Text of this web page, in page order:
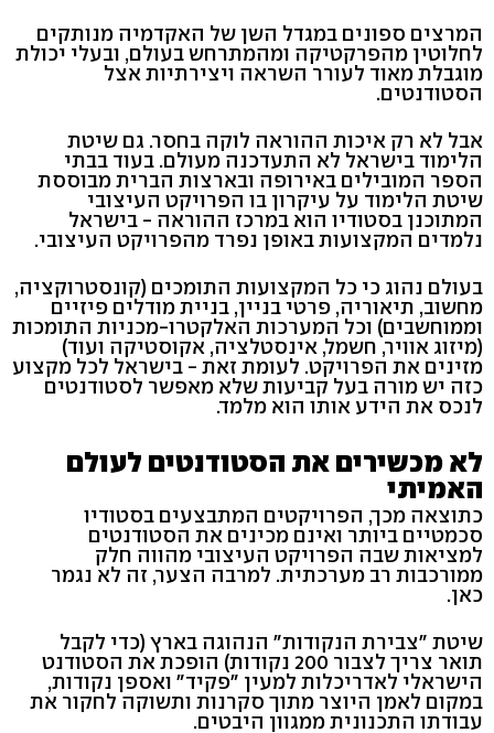
המרצים ספונים במגדל השן של האקדמיה מנותקים
לחלוטין מהפרקטיקה ומהמתרחש בעולם, ובעלי יכולת
מוגבלת מאוד לעורר השראה ויצירתיות אצל
הסטודנטים.
אבל לא רק איכות ההוראה לוקה בחסר. גם שיטת
הלימוד בישראל לא התעדכנה מעולם. בעוד בבתי
הספר המובילים באירופה ובארצות הברית מבוססת
שיטת הלימוד על עיקרון בו הפרויקט העיצובי
המתוכנן בסטודיו הוא במרכז ההוראה - בישראל
נלמדים המקצועות באופן נפרד מהפרויקט העיצובי.
בעולם נהוג כי כל המקצועות התומכים (קונסטרוקציה,
מחשוב, תיאוריה, פרטי בניין, בניית מודלים פיזיים
וממוחשבים) וכל המערכות האלקטרו-מכניות התומכות
(מיזוג אוויר, חשמל, אינסטלציה, אקוסטיקה ועוד)
מזינים את הפרויקט. לעומת זאת - בישראל לכל מקצוע
כזה יש מורה בעל קביעות שלא מאפשר לסטודנטים
לנכס את הידע אותו הוא מלמד.
לא מכשירים את הסטודנטים לעולם
האמיתי
כתוצאה מכך, הפרויקטים המתבצעים בסטודיו
סכמטיים ביותר ואינם מכינים את הסטודנטים
למציאות שבה הפרויקט העיצובי מהווה חלק
ממורכבות רב מערכתית. למרבה הצער, זה לא נגמר
כאן.
שיטת "צבירת הנקודות" הנהוגה בארץ (כדי לקבל
תואר צריך לצבור 200 נקודות) הופכת את הסטודנט
הישראלי לאדריכלות למעין "פקיד" ואספן נקודות,
במקום לאמן היוצר מתוך סקרנות ותשוקה לחקור את
עבודתו התכנונית ממגוון היבטים.